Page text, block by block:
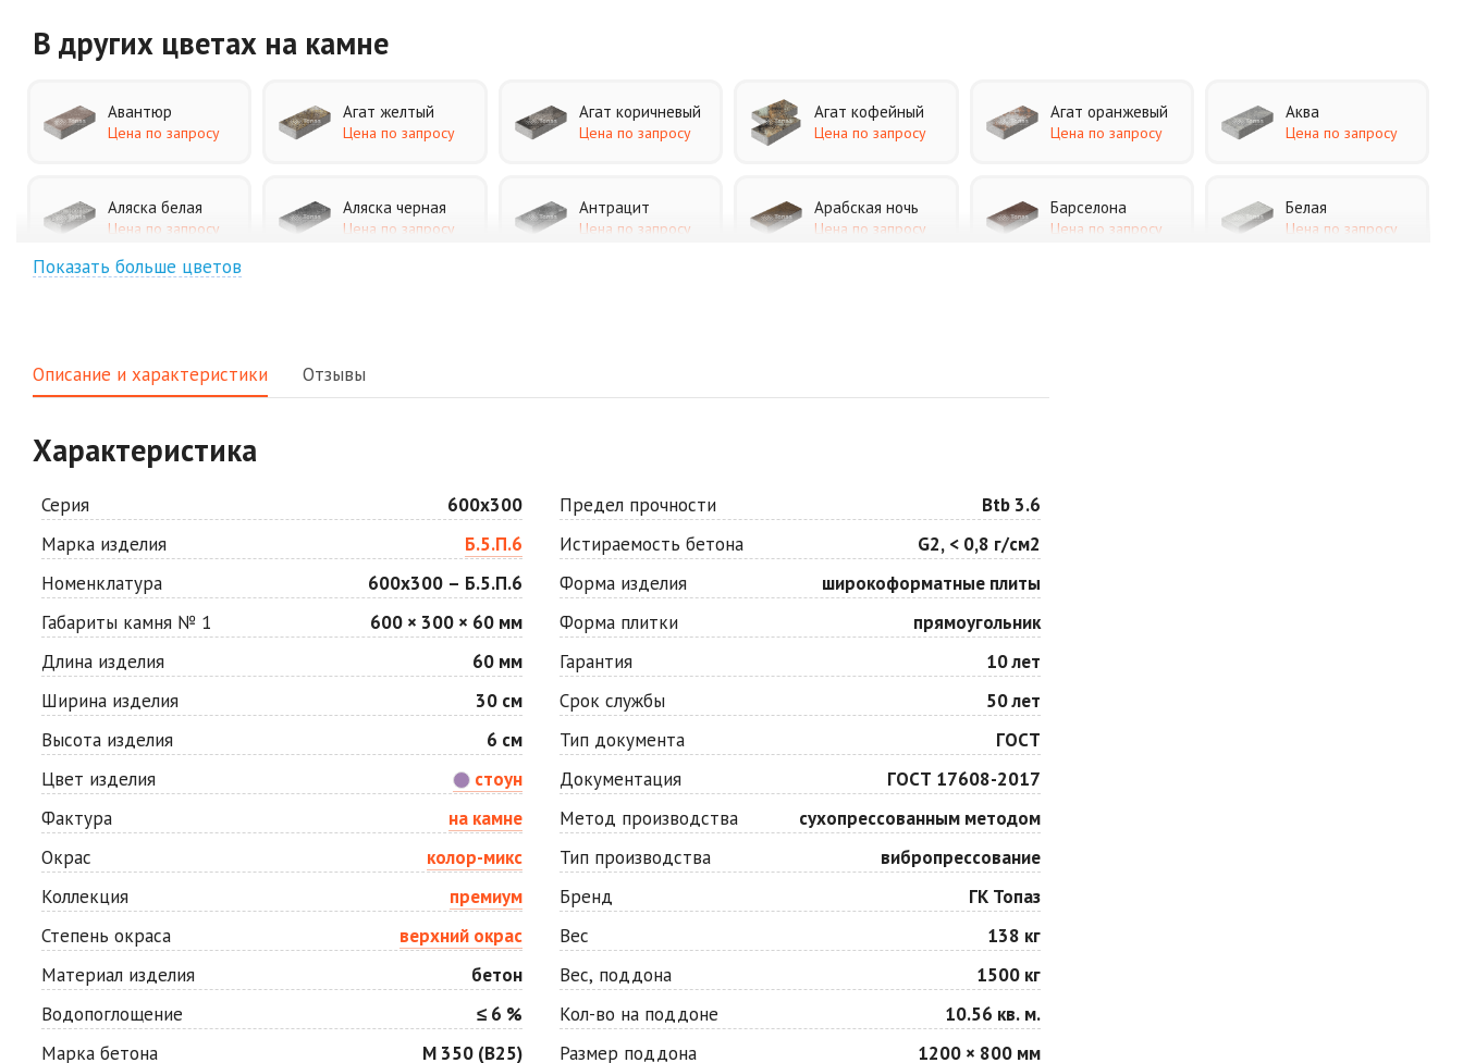
В других цветах на камне
Авантюр
Цена по запросу
Агат желтый
Цена по запросу
Агат коричневый
Цена по запросу
Агат кофейный
Цена по запросу
Агат оранжевый
Цена по запросу
Аква
Цена по запросу
Аляска белая
Цена по запросу
Аляска черная
Цена по запросу
Антрацит
Цена по запросу
Арабская ночь
Цена по запросу
Барселона
Цена по запросу
Белая
Цена по запросу
Клинкер Конго Коричневая Красная
Цена по запросу Цена по запросу Цена по запросу Цена по запросу
Сахара
Цена по запросу
Серая
Цена по запросу
Серо-белая Сомон
Цена по запросу Цена по запросу
Яшма
Показать больше цветов
Описание и характеристики Отзывы
Характеристика
Серия
600х300
Марка изделия
Б.5.П.6
Номенклатура
600х300 – Б.5.П.6
Габариты камня № 1
600 × 300 × 60 мм
Длина изделия
60 мм
Ширина изделия
30 см
Высота изделия
6 см
Цвет изделия
стоун
Фактура
на камне
Окрас
колор-микс
Коллекция
премиум
Степень окраса
верхний окрас
Материал изделия
бетон
Водопоглощение
≤ 6 %
Марка бетона
М 350 (В25)
Предел прочности
Btb 3.6
Истираемость бетона
G2, < 0,8 г/см2
Форма изделия
широкоформатные плиты
Форма плитки
прямоугольник
Гарантия
10 лет
Срок службы
50 лет
Тип документа
ГОСТ
Документация
ГОСТ 17608-2017
Метод производства
сухопрессованным методом
Тип производства
вибропрессование
Бренд
ГК Топаз
Вес
138 кг
Вес, поддона
1500 кг
Кол-во на поддоне
10.56 кв. м.
Размер поддона
1200 × 800 мм